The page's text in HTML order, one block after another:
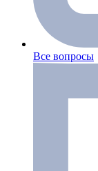
Все вопросы